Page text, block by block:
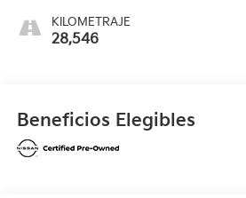
KILOMETRAJE
28,546
Beneficios Elegibles